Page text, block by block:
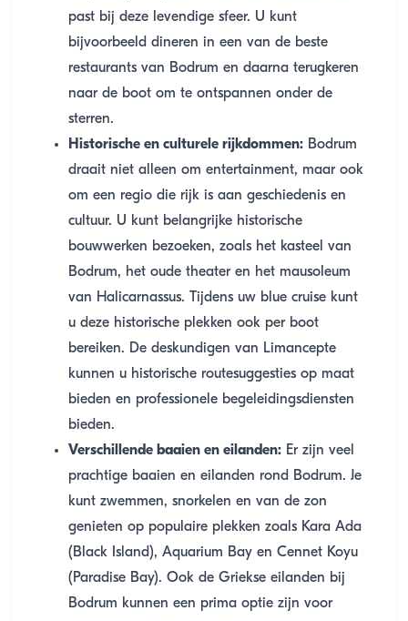
past bij deze levendige sfeer. U kunt
bijvoorbeeld dineren in een van de beste
restaurants van Bodrum en daarna terugkeren
naar de boot om te ontspannen onder de
sterren.
Historische en culturele rijkdommen: Bodrum
draait niet alleen om entertainment, maar ook
om een regio die rijk is aan geschiedenis en
cultuur. U kunt belangrijke historische
bouwwerken bezoeken, zoals het kasteel van
Bodrum, het oude theater en het mausoleum
van Halicarnassus. Tijdens uw blue cruise kunt
u deze historische plekken ook per boot
bereiken. De deskundigen van Limancepte
kunnen u historische routesuggesties op maat
bieden en professionele begeleidingsdiensten
bieden.
Verschillende baaien en eilanden: Er zijn veel
prachtige baaien en eilanden rond Bodrum. Je
kunt zwemmen, snorkelen en van de zon
genieten op populaire plekken zoals Kara Ada
(Black Island), Aquarium Bay en Cennet Koyu
(Paradise Bay). Ook de Griekse eilanden bij
Bodrum kunnen een prima optie zijn voor